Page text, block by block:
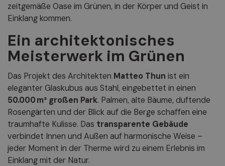
zeitgemäße Oase im Grünen, in der Körper und Geist in
Einklang kommen.
Ein architektonisches
Meisterwerk im Grünen
Das Projekt des Architekten Matteo Thun ist ein
eleganter Glaskubus aus Stahl, eingebettet in einen
50.000 m² großen Park. Palmen, alte Bäume, duftende
Rosengärten und der Blick auf die Berge schaffen eine
traumhafte Kulisse. Das transparente Gebäude
verbindet Innen und Außen auf harmonische Weise –
jeder Moment in der Therme wird zu einem Erlebnis im
Einklang mit der Natur.